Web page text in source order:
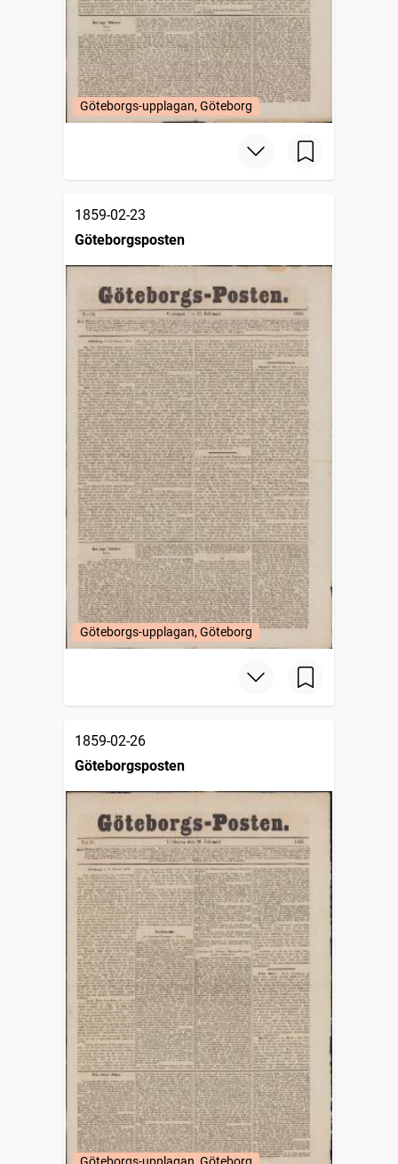
Göteborgs-upplagan, Göteborg
1859-02-23
Göteborgsposten
Göteborgs-upplagan, Göteborg
1859-02-26
Göteborgsposten